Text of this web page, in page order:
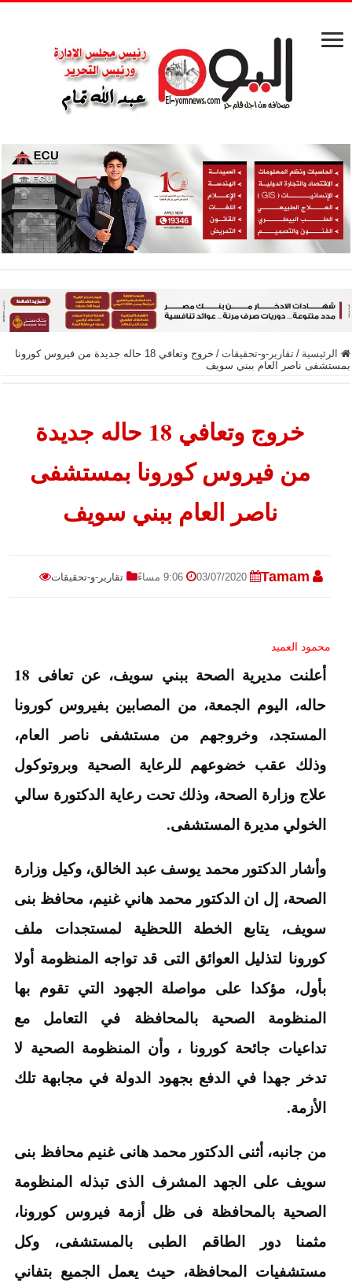
الرئيسية / تقارير-و-تحقيقات /
خروج وتعافي 18 حاله جديدة من فيروس كورونا
بمستشفى ناصر العام ببني سويف
خروج وتعافي 18 حاله جديدة
من فيروس كورونا بمستشفى
ناصر العام ببني سويف
Tamam
03/07/2020 9:06 مساءً تقارير-و-تحقيقات
محمود العميد
أعلنت مديرية الصحة ببني سويف، عن تعافى 18
حاله، اليوم الجمعة، من المصابين بفيروس كورونا
المستجد، وخروجهم من مستشفى ناصر العام،
وذلك عقب خضوعهم للرعاية الصحية وبروتوكول
علاج وزارة الصحة، وذلك تحت رعاية الدكتورة سالي
الخولي مديرة المستشفى.
وأشار الدكتور محمد يوسف عبد الخالق، وكيل وزارة
الصحة، إل ان الدكتور محمد هاني غنيم، محافظ بنى
سويف، يتابع الخطة اللحظية لمستجدات ملف
كورونا لتذليل العوائق التى قد تواجه المنظومة أولا
بأول، مؤكدا على مواصلة الجهود التي تقوم بها
المنظومة الصحية بالمحافظة في التعامل مع
تداعيات جائحة كورونا ، وأن المنظومة الصحية لا
تدخر جهدا في الدفع بجهود الدولة في مجابهة تلك
الأزمة.
من جانبه، أثنى الدكتور محمد هانى غنيم محافظ بنى
سويف على الجهد المشرف الذى تبذله المنظومة
الصحية بالمحافظة فى ظل أزمة فيروس كورونا،
مثمنا دور الطاقم الطبى بالمستشفى، وكل
مستشفيات المحافظة، حيث يعمل الجميع بتفاني